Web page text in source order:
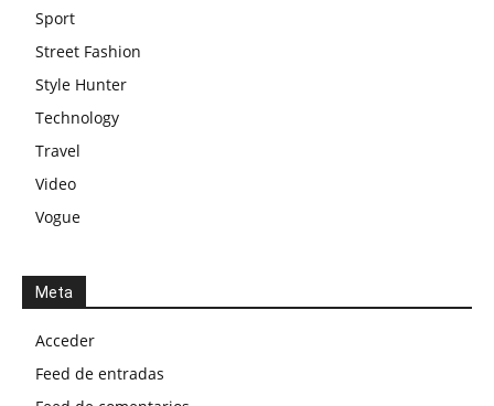
Sport
Street Fashion
Style Hunter
Technology
Travel
Video
Vogue
Meta
Acceder
Feed de entradas